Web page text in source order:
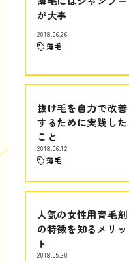
が大事
2018.06.26
薄毛
抜け毛を自力で改善
するために実践した
こと
2018.06.12
薄毛
人気の女性用育毛剤
の特徴を知るメリッ
ト
2018.05.30